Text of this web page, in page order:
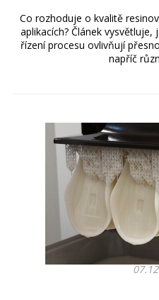
Co rozhoduje o kvalitě
aplikacích? Článek
řízení procesu ovlivňují
napříč